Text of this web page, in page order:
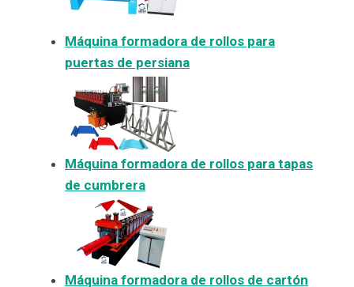
Máquina formadora de rollos para
puertas de persiana
Máquina formadora de rollos para tapas
de cumbrera
Máquina formadora de rollos de cartón